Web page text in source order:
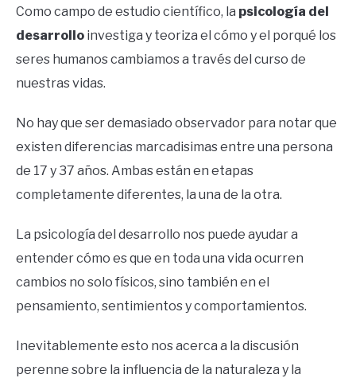
Como campo de estudio científico, la psicología del
desarrollo investiga y teoriza el cómo y el porqué los
seres humanos cambiamos a través del curso de
nuestras vidas.
No hay que ser demasiado observador para notar que
existen diferencias marcadisimas entre una persona
de 17 y 37 años. Ambas están en etapas
completamente diferentes, la una de la otra.
La psicología del desarrollo nos puede ayudar a
entender cómo es que en toda una vida ocurren
cambios no solo físicos, sino también en el
pensamiento, sentimientos y comportamientos.
Inevitablemente esto nos acerca a la discusión
perenne sobre la influencia de la naturaleza y la